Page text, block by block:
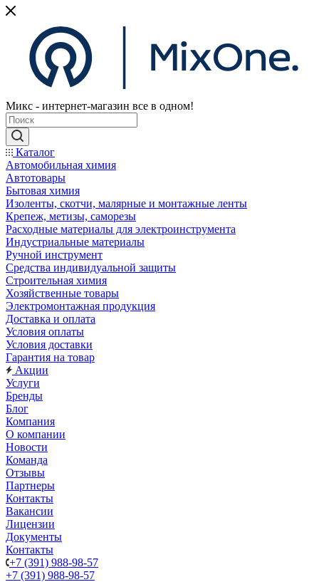
Микс - интернет-магазин все в одном!
Каталог
Автомобильная химия
Автотовары
Бытовая химия
Изоленты, скотчи, малярные и монтажные ленты
Крепеж, метизы, саморезы
Расходные материалы для электроинструмента
Индустриальные материалы
Ручной инструмент
Средства индивидуальной защиты
Строительная химия
Хозяйственные товары
Электромонтажная продукция
Доставка и оплата
Условия оплаты
Условия доставки
Гарантия на товар
Акции
Услуги
Бренды
Блог
Компания
О компании
Новости
Команда
Отзывы
Партнеры
Контакты
Вакансии
Лицензии
Документы
Контакты
+7 (391) 988-98-57
+7 (391) 988-98-57